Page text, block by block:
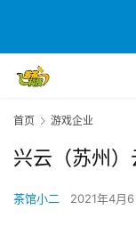
页
茶
原
创
首页 游戏企业
兴云（苏州
茶馆小二 2021年4月